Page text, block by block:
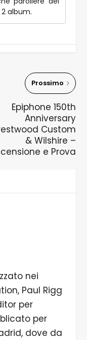
album.
Prossimo
Epiphone 150th
Anniversary
Custom
& Wilshire –
e Prova
nei
Paul Rigg
per
per
dove da